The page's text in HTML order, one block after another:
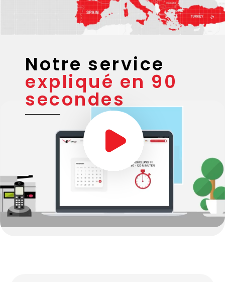
Notre service
expliqué en 90
secondes